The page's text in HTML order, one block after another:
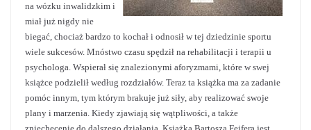
na wózku inwalidzkim i
miał już nigdy nie
biegać, chociaż bardzo to kochał i odnosił w tej dziedzinie sportu
wiele sukcesów. Mnóstwo czasu spędził na rehabilitacji i terapii u
psychologa. Wspierał się znalezionymi aforyzmami, które w swej
książce podzielił według rozdziałów. Teraz ta książka ma za zadanie
pomóc innym, tym którym brakuje już siły, aby realizować swoje
plany i marzenia. Kiedy zjawiają się wątpliwości, a także